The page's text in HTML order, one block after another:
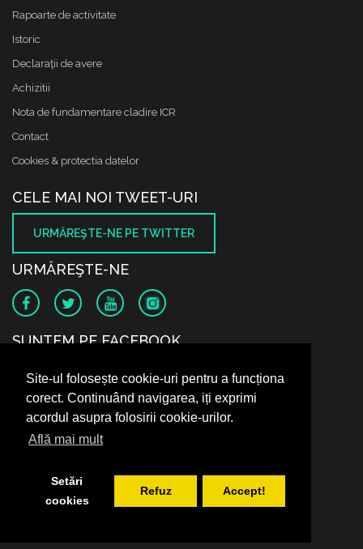
Site-ul folosește cookie-uri pentru a funcționa
corect. Continuând navigarea, iți exprimi
acordul asupra folosirii cookie-urilor.
Află mai mult
Setări
cookies
Refuz Accept!
Rapoarte de activitate
Istoric
Declaraţii de avere
Achizitii
Nota de fundamentare cladire ICR
Contact
Cookies & protectia datelor
CELE MAI NOI TWEET-URI
URMĂREŞTE-NE PE TWITTER
URMĂREŞTE-NE
SUNTEM PE FACEBOOK